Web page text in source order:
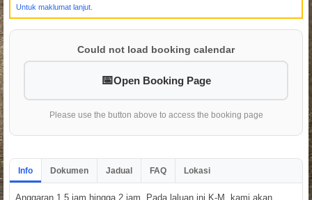
Untuk maklumat lanjut.
Could not load booking calendar
Open Booking Page
Please use the button above to access the booking page
Info Dokumen Jadual FAQ Lokasi
Anggaran 1.5 jam hingga 2 jam. Pada laluan ini K-M, kami akan